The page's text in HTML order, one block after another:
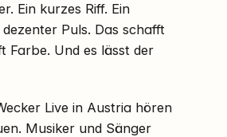
Ein kurzes Riff. Ein
Puls. Das schafft
Farbe. Und es lässt der
Live in Austria hören
Musiker und Sänger